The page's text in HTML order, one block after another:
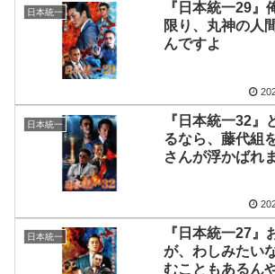
日本統一
『日本統一29』
限り、丸神の人
んですよ
日本統一
『日本統一32』
るなら、藤代組
さんが浮かばれ
日本統一
『日本統一27』
が、わしみたい
むこともあるん